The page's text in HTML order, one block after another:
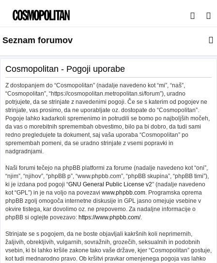
s
a
j
Seznam forumov
Cosmopolitan - Pogoji uporabe
Z dostopanjem do “Cosmopolitan” (nadalje navedeno kot “mi”, “naš”,
“Cosmopolitan”, “https://cosmopolitan.metropolitan.si/forum”), uradno
potrjujete, da se strinjate z navedenimi pogoji. Če se s katerim od pogojev ne
strinjate, vas prosimo, da ne uporabljate oz. dostopate do “Cosmopolitan”.
Pogoje lahko kadarkoli spremenimo in potrudili se bomo po najboljših močeh,
da vas o morebitnih spremembah obvestimo, bilo pa bi dobro, da tudi sami
redno pregledujete ta dokument, saj vaša uporaba “Cosmopolitan” po
spremembah pomeni, da se uradno strinjate z vsemi popravki in
nadgradnjami.
Naši forumi tečejo na phpBB platformi za forume (nadalje navedeno kot “oni”,
“njim”, “njihov”, “phpBB p”, “www.phpbb.com”, “phpBB skupina”, “phpBB timi”),
ki je izdana pod pogoji “GNU General Public License v2” (nadalje navedeno
kot “GPL”) in je na voljo na povezavi www.phpbb.com. Programska oprema
phpBB zgolj omogoča internetne diskusije in GPL jasno omejuje vsebine v
okvire tistega, kar dovolimo oz. ne prepovemo. Za nadaljne informacije o
phpBB si oglejte povezavo: https://www.phpbb.com/.
Strinjate se s pogojem, da ne boste objavljali kakršnih koli neprimernih,
žaljivih, obrekljivih, vulgarnih, sovražnih, grozečih, seksualnih in podobnih
vsebin, ki bi lahko kršile zakone tako vaše države, kjer “Cosmopolitan” gostuje,
kot tudi mednarodno pravo. Ob kršitvi pravkar omenjenega pogoja vas lahko